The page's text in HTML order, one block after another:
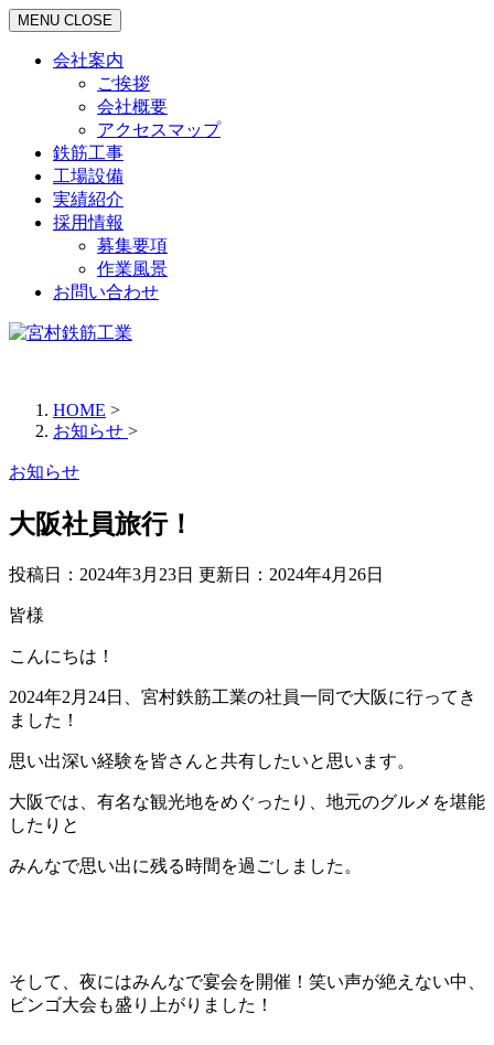
MENU CLOSE
会社案内
ご挨拶
会社概要
アクセスマップ
鉄筋工事
工場設備
実績紹介
採用情報
募集要項
作業風景
お問い合わせ
HOME >
お知らせ >
お知らせ
大阪社員旅行！
投稿日：2024年3月23日 更新日： 2024年4月26日
皆様
こんにちは！
2024年2月24日、宮村鉄筋工業の社員一同で大阪に行ってき
ました！
思い出深い経験を皆さんと共有したいと思います。
大阪では、有名な観光地をめぐったり、地元のグルメを堪能
したりと
みんなで思い出に残る時間を過ごしました。
そして、夜にはみんなで宴会を開催！笑い声が絶えない中、
ビンゴ大会も盛り上がりました！